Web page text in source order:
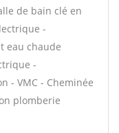
de bain clé en
-
eau chaude
-
- VMC - Cheminée
plomberie